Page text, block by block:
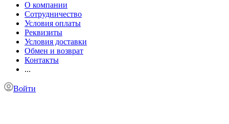
О компании
Сотрудничество
Условия оплаты
Реквизиты
Условия доставки
Обмен и возврат
Контакты
...
Войти